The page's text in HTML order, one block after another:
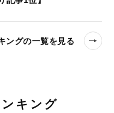
ングの一覧を見る
キング